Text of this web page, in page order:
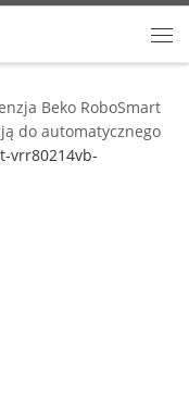
Beko RoboSmart
do automatycznego
vrr80214vb-